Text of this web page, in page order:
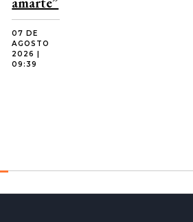
07 DE
AGOSTO
2026 |
09:39